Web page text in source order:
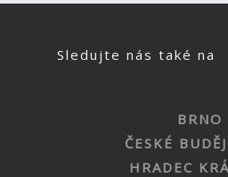
Sledujte nás také na
BRNO
ČESKÉ
HRADEC